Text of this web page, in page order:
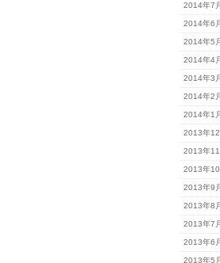
2014年7
2014年6
2014年5
2014年4
2014年3
2014年2
2014年1
2013年12
2013年11
2013年10
2013年9
2013年8
2013年7
2013年6
2013年5